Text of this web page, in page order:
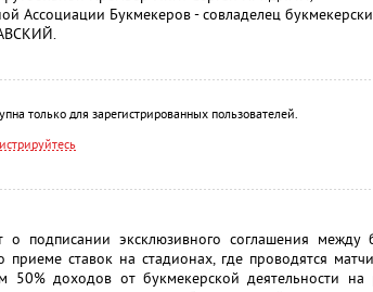
Ассоциации Букмекеров - совладелец
только для зарегистрированных пользователей.
о подписании эксклюзивного соглашения между
ставок на стадионах, где проводятся
50% доходов от букмекерской деятельности на